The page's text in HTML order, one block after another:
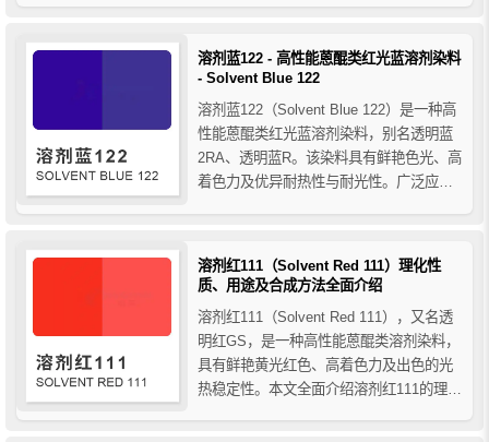
应用领域及合成工艺，为塑料与纤维染色
提供专业参考。
溶剂蓝122 - 高性能蒽醌类红光蓝溶剂染料
- Solvent Blue 122
溶剂蓝122（Solvent Blue 122）是一种高
性能蒽醌类红光蓝溶剂染料，别名透明蓝
2RA、透明蓝R。该染料具有鲜艳色光、高
着色力及优异耐热性与耐光性。广泛应用
域，提供高透明度、强稳定性和低迁移性
的理想蓝色解决方案。
溶剂红111（Solvent Red 111）理化性
质、用途及合成方法全面介绍
溶剂红111（Solvent Red 111），又名透
明红GS，是一种高性能蒽醌类溶剂染料，
具有鲜艳黄光红色、高着色力及出色的光
热稳定性。本文全面介绍溶剂红111的理化